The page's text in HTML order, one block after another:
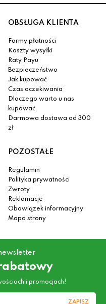
OBSŁUGA KLIENTA
Formy płatności
Koszty wysyłki
Raty Payu
Bezpieczeństwo
Jak kupować
Czas oczekiwania
Dlaczego warto u nas
kupować
Darmowa dostawa od 300
zł
POZOSTAŁE
Regulamin
Polityka prywatności
Zwroty
Reklamacje
Obowiązek informacyjny
Mapa strony
i promocjach!
ZAPISZ